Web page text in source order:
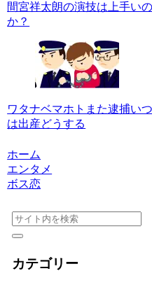
間宮祥太朗の演技は上手い
か？
ワタナベマホトまた逮捕い
は出産どうする
ホーム
エンタメ
ボス恋
カテゴリー